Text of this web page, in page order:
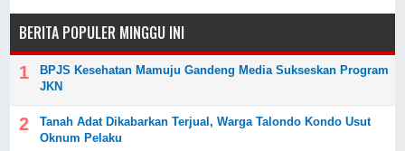
BERITA POPULER MINGGU INI
BPJS Kesehatan Mamuju Gandeng Media Sukseskan Program
JKN
Tanah Adat Dikabarkan Terjual, Warga Talondo Kondo Usut
Oknum Pelaku